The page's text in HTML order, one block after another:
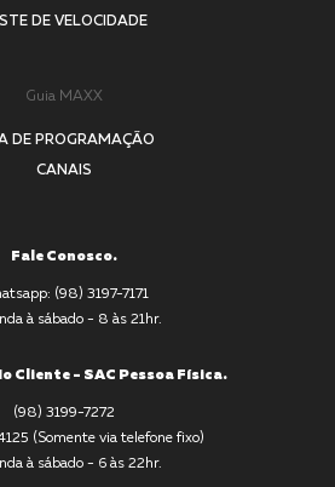
DE VELOCIDADE
Guia MAXX
DE PROGRAMAÇÃO
CANAIS
Fale Conosco.
(98) 3197-7171
à sábado - 8 às 21hr.
Cliente - SAC Pessoa Física.
(98) 3199-7272
(Somente via telefone fixo)
à sábado - 6 às 22hr.